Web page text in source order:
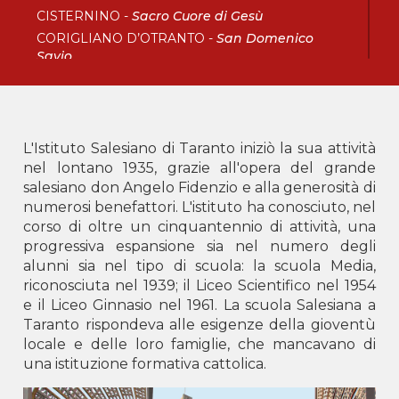
CISTERNINO -Sacro Cuore di Gesù
CORIGLIANO D’OTRANTO -San Domenico
Savio
TARANTO -San Giovanni Bosco
Calabria
BOVA MARINA -Don Bosco
CORIGLIANO ROSSANO -Maria Ausiliatrice
LOCRI -San Giovanni Bosco
SOVERATO -Beato Michele Rua
VIBO VALENTIA - Santa Maria del Soccorso
Delegazione AKM
Albania
L'Istituto Salesiano di Taranto iniziò la sua attività
nel lontano 1935, grazie all'opera del grande
salesiano don Angelo Fidenzio e alla generosità di
numerosi benefattori. L'istituto ha conosciuto, nel
corso di oltre un cinquantennio di attività, una
progressiva espansione sia nel numero degli
alunni sia nel tipo di scuola: la scuola Media,
riconosciuta nel 1939; il Liceo Scientifico nel 1954
e il Liceo Ginnasio nel 1961. La scuola Salesiana a
Taranto rispondeva alle esigenze della gioventù
locale e delle loro famiglie, che mancavano di
una istituzione formativa cattolica.